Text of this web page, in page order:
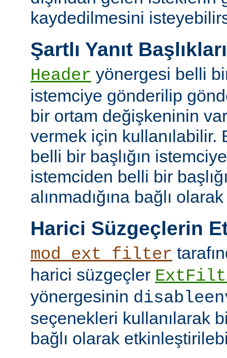
kaydedilmesini
Şartlı Yanıt Başlıkları
Header yönergesi belli bir
istemciye gönderilip
bir ortam değişkeninin
vermek için kullanılabilir.
belli bir başlığın
istemciden belli bir
alınmadığına bağlı
Harici Süzgeçlerin
mod_ext_filter
harici süzgeçler
yönergesinin
seçenekleri kullanılarak
bağlı olarak